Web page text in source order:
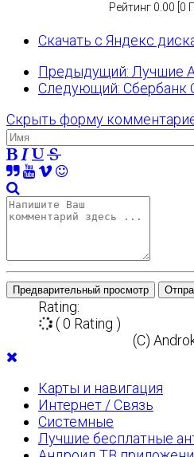
Рейтинг 0.00 [0
Скачать с Яндекс
Предыдущий: Лучшие
Следующий: Сбербанк
Скрыть форму
Предварительный просмотр
Rating:
( 0 Rating )
(C)
Карты и навигация
Интернет / Связь
Системные
Лучшие бесплатные